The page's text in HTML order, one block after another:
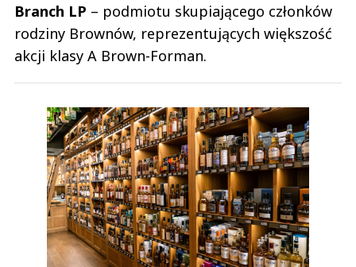
Branch LP – podmiotu skupiającego członków
rodziny Brownów, reprezentujących większość
akcji klasy A Brown-Forman.